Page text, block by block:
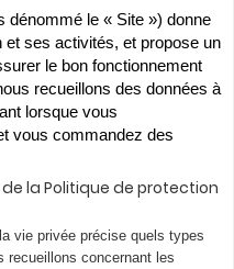
dénommé le « Site ») donne
et ses activités, et propose un
le bon fonctionnement
recueillons des données à
lorsque vous
vous commandez des
la Politique de protection
vie privée précise quels types
recueillons concernant les